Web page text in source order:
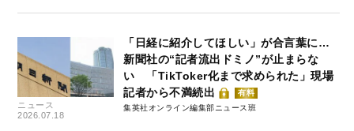
ニュース
2026.07.18
「日経に紹介してほしい」が合言葉に…
新聞社の“記者流出ドミノ”が止まらな
い 「TikToker化まで求められた」現場
記者から不満続出
有料
集英社オンライン編集部ニュース班